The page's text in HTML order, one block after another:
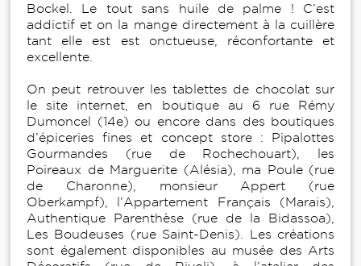
Bockel. Le tout sans huile de palme ! C’est
addictif et on la mange directement à la cuillère
tant elle est est onctueuse, réconfortante et
excellente.
On peut retrouver les tablettes de chocolat sur
le site internet, en boutique au 6 rue Rémy
Dumoncel (14e) ou encore dans des boutiques
d’épiceries fines et concept store : Pipalottes
Gourmandes (rue de Rochechouart), les
Poireaux de Marguerite (Alésia), ma Poule (rue
de Charonne), monsieur Appert (rue
Oberkampf), l’Appartement Français (Marais),
Authentique Parenthèse (rue de la Bidassoa),
Les Boudeuses (rue Saint-Denis). Les créations
sont également disponibles au musée des Arts